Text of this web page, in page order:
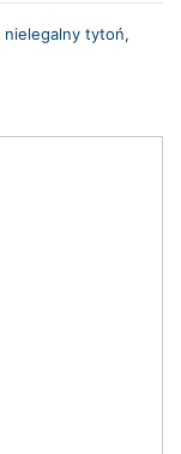
nielegalny tytoń,